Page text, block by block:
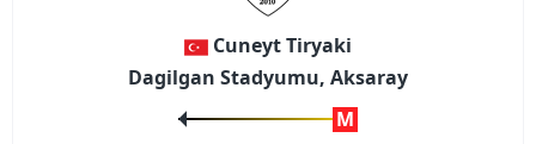
Cuneyt Tiryaki
Dagilgan Stadyumu, Aksaray
M